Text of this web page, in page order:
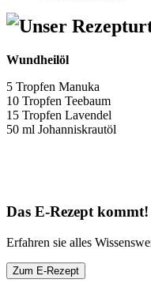
Unser
Wundheilöl
5 Tropfen Manuka
10 Tropfen Teebaum
15 Tropfen Lavendel
50 ml Johanniskrautöl
Das E-Rezept kommt!
Erfahren sie alles
Zum E-Rezept